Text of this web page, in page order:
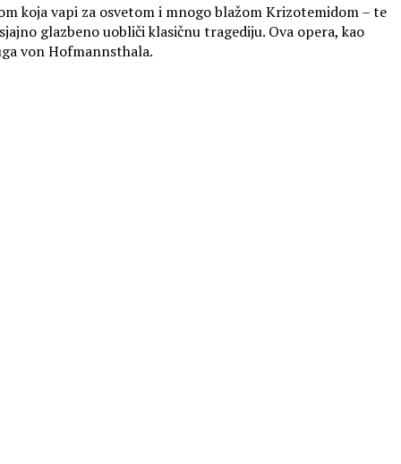
koja vapi za osvetom i mnogo blažom Krizotemidom – te
glazbeno uobliči klasičnu tragediju. Ova opera, kao
von Hofmannsthala.